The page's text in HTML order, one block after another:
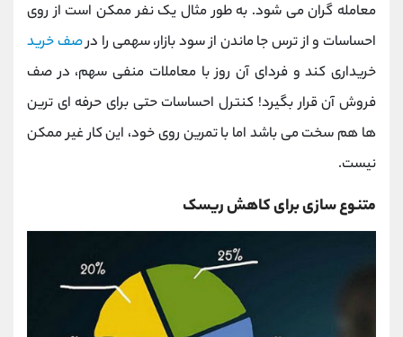
معامله گران می شود. به طور مثال یک نفر ممکن است از روی
احساسات و از ترس جا ماندن از سود بازار، سهمی را درصف خرید
خریداری کند و فردای آن روز با معاملات منفی سهم، در صف
فروش آن قرار بگیرد! کنترل احساسات حتی برای حرفه ای ترین
ها هم سخت می باشد اما با تمرین روی خود، این کار غیر ممکن
نیست.
متنوع سازی برای کاهش ریسک